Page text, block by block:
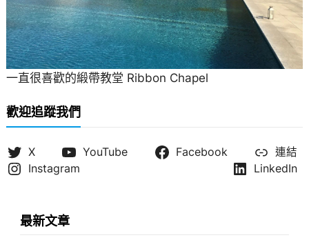
一直很喜歡的緞帶教堂 Ribbon Chapel
歡迎追蹤我們
X YouTube Facebook
連結
Instagram
LinkedIn
最新文章